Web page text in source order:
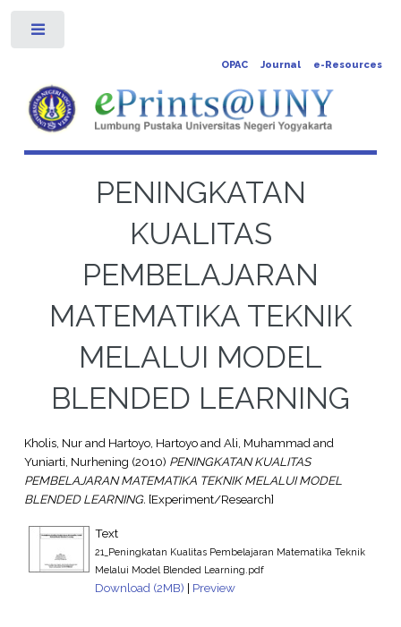
OPAC Journal e-Resources
PENINGKATAN
KUALITAS
PEMBELAJARAN
MATEMATIKA TEKNIK
MELALUI MODEL
BLENDED LEARNING
Kholis, Nurand Hartoyo, HartoyoandAli, Muhammadand
Yuniarti, Nurhening (2010) PENINGKATAN KUALITAS
PEMBELAJARAN MATEMATIKA TEKNIK MELALUI MODEL
BLENDED LEARNING. [Experiment/Research]
Text
21_Peningkatan Kualitas Pembelajaran Matematika Teknik
Melalui Model Blended Learning.pdf
Download (2MB) | Preview